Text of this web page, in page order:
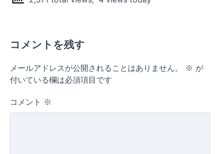
コメントを残す
メールアドレスが公開されることはありません。 ※ が
付いている欄は必須項目です
コメント ※